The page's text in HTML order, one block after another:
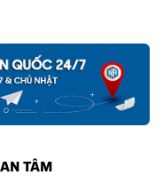
SKF chính hãng.
SKF NU 320 ECM
đúng tiêu chuẩn bảo
TÂM